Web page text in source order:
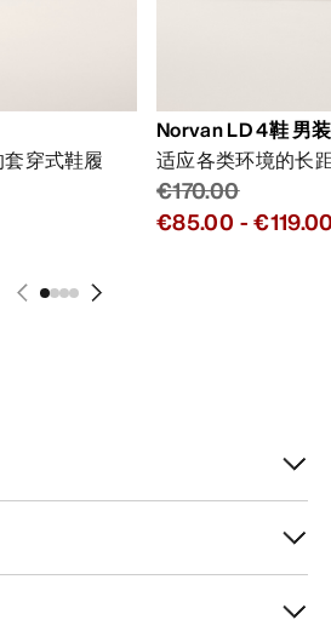
穿式鞋履
Norvan LD 4鞋 男装
适应各类环境的长
€170.00
€85.00 -